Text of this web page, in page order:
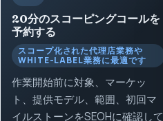
20分のスコーピングコールを
予約する
スコープ化された代理店業務や
WHITE-LABEL業務に最適です
作業開始前に対象、マーケッ
ト、提供モデル、範囲、初回マ
イルストーンをSEOHに確認して